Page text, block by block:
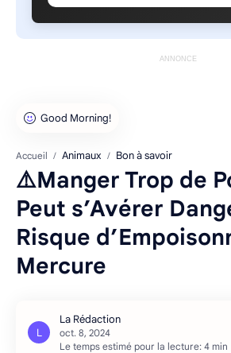
ANNONCE
Accueil Animaux Bon à savoir
⚠️Manger Trop de
Peut s’Avérer
Risque
Mercure
Le temps estimé pour la lecture: 4 min